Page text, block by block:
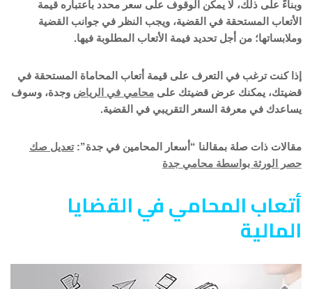
وبناءً على ذلك، لا يمكن الوقوف على سعر محدد باعتباره قيمة
الأتعاب المستحقة في القضية، ويجب النظر في جوانب القضية
وملابساتها؛ من أجل تحديد فيمة الأتعاب المطلوبة فيها.
إذا كنت ترغب في التعرف على قيمة أتعاب المحاماة المستحقة في
قضيتك، يمكنك عرض قضيتك على محامي في الرياض وجدة، وسوف
يساعدك في معرفة السعر التقريبي في القضية.
مقالات ذات صلة بمقالنا “أسعار المحامين في جدة”:تعديل صك
حصر الورثة بواسطة محامي جدة
أتعاب المحامي في القضايا
المالية